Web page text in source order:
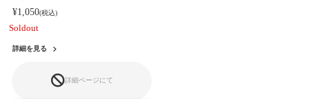
¥1,050(税込)
Soldout
詳細を見る
詳細ページにて